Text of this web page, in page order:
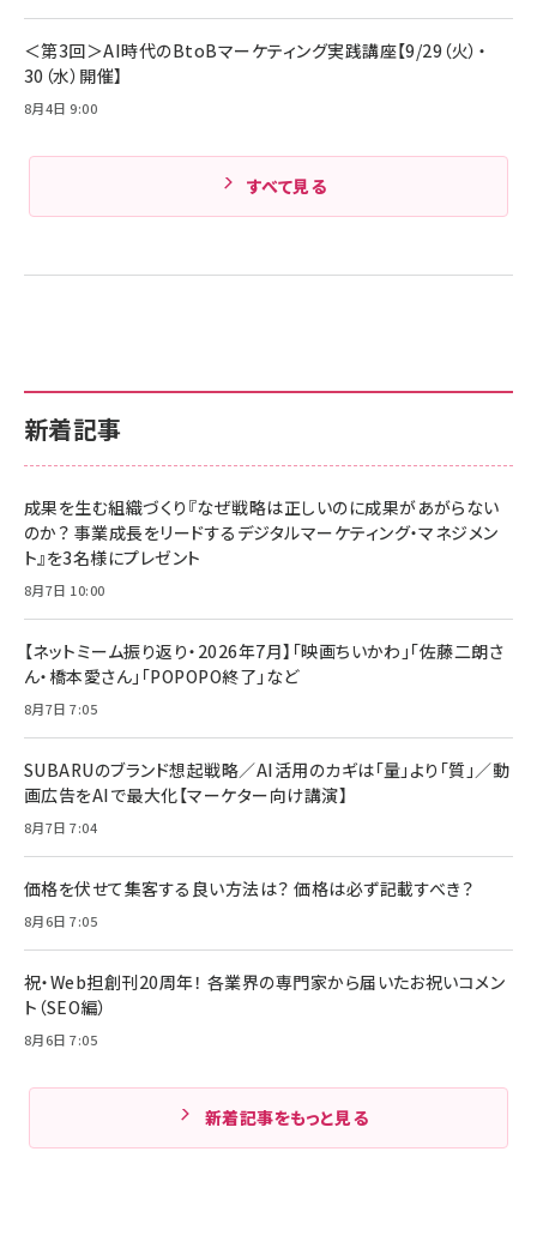
新着記事
成果を生む組織づくり『なぜ戦略は正しいのに成果があがらない
のか？ 事業成長をリードするデジタルマーケティング・マネジメン
ト』を3名様にプレゼント
8月7日 10:00
【ネットミーム振り返り・2026年7月】「映画ちいかわ」「佐藤二朗さ
ん・橋本愛さん」「POPOPO終了」など
8月7日 7:05
SUBARUのブランド想起戦略／AI活用のカギは「量」より「質」／動
画広告をAIで最大化【マーケター向け講演】
8月7日 7:04
価格を伏せて集客する良い方法は？ 価格は必ず記載すべき？
8月6日 7:05
祝・Web担創刊20周年！ 各業界の専門家から届いたお祝いコメン
ト（SEO編）
8月6日 7:05
新着記事をもっと見る
＜第3回＞AI時代のBtoBマーケティング実践講座【9/29（火）・
30（水）開催】
8月4日 9:00
すべて見る